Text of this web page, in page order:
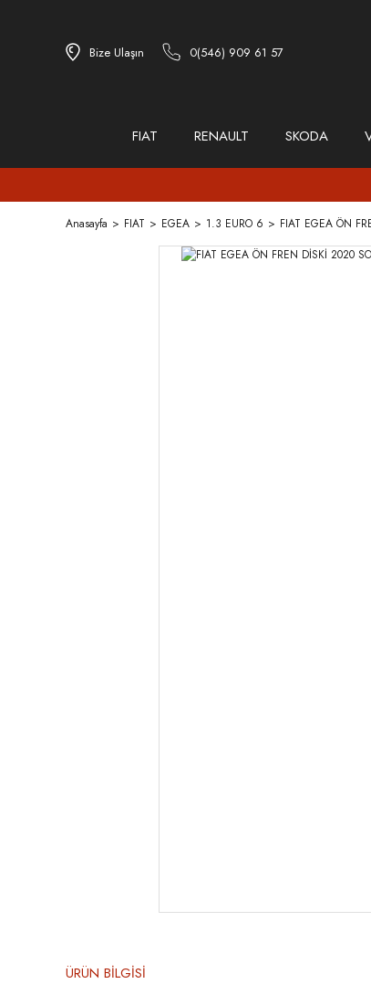
Bize Ulaşın 0(546) 909 61 57
FIAT RENAULT SKODA
Anasayfa FIAT EGEA 1.3 EURO 6 FIAT EGEA ÖN
ÜRÜN BİLGİSİ